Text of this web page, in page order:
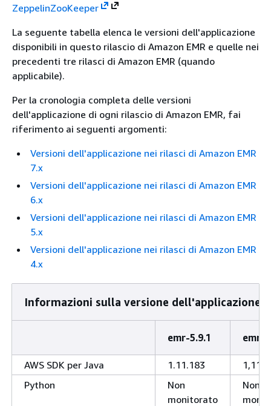
ZeppelinZooKeeper
La seguente tabella elenca le versioni dell'applicazione
disponibili in questo rilascio di Amazon EMR e quelle nei
precedenti tre rilasci di Amazon EMR (quando
applicabile).
Per la cronologia completa delle versioni
dell'applicazione di ogni rilascio di Amazon EMR, fai
riferimento ai seguenti argomenti:
Versioni dell'applicazione nei rilasci di Amazon EMR
7.x
Versioni dell'applicazione nei rilasci di Amazon EMR
6.x
Versioni dell'applicazione nei rilasci di Amazon EMR
5.x
Versioni dell'applicazione nei rilasci di Amazon EMR
4.x
Informazioni sulla versione dell'applicazione
emr-5.9.1 emr-
AWS SDK per Java 1.11.183
Python
Non
monitorato
Non